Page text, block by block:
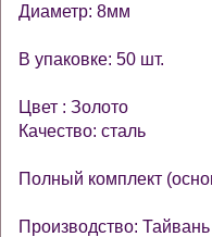
Диаметр: 8мм
В упаковке: 50 шт.
Цвет : Золото
Качество: сталь
Полный комплект
Производство: Тайвань